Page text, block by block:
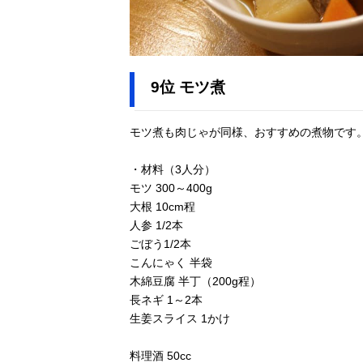
9位 モツ煮
モツ煮も肉じゃが同様、おすすめの煮物です
・材料（3人分）
モツ 300～400g
大根 10cm程
人参 1/2本
ごぼう1/2本
こんにゃく 半袋
木綿豆腐 半丁（200g程）
長ネギ 1～2本
生姜スライス 1かけ
料理酒 50cc